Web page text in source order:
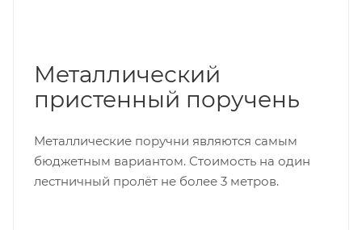
Металлический
пристенный поручень
Металлические поручни являются самым
бюджетным вариантом. Стоимость на один
лестничный пролёт не более 3 метров.